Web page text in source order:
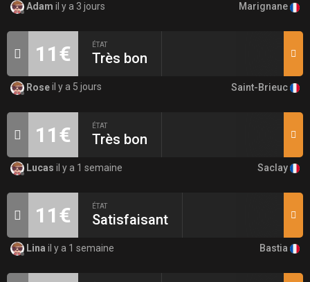
Adam il y a 3 jours Marignane
11€ ÉTAT
Très bon
Roseil y a 5 jours Saint-Brieuc
11€ ÉTAT
Très bon
Lucas il y a 1 semaine Saclay
11€ ÉTAT
Satisfaisant
Lina il y a 1 semaine Bastia